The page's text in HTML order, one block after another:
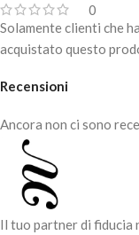
0
Recensioni
Ancora non ci sono
Solamente clienti che
acquistato questo
Il tuo partner di fiducia